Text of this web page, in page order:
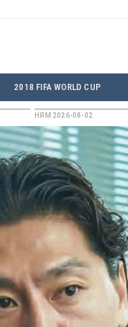
2018 FIFA WORLD CUP
НЯМ 2026-08-02